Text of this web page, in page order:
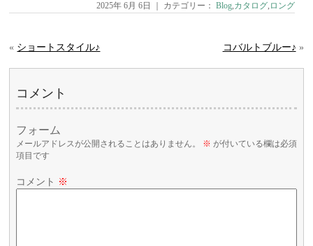
2025年 6月 6日 ｜ カテゴリー： Blog,カタログ, ロング
« ショートスタイル♪ コバルトブルー♪ »
コメント
フォーム
メールアドレスが公開されることはありません。 ※ が付いている欄は必須
項目です
コメント ※